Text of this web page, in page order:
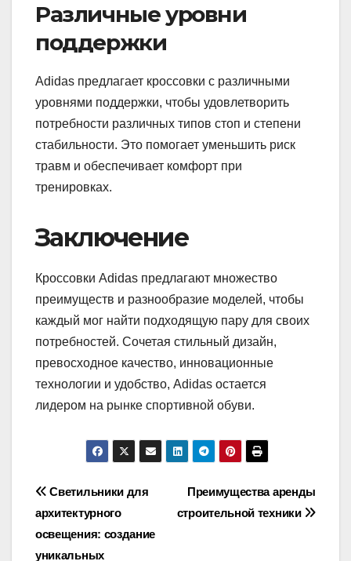
Различные уровни
поддержки
Adidas предлагает кроссовки с различными
уровнями поддержки, чтобы удовлетворить
потребности различных типов стоп и степени
стабильности. Это помогает уменьшить риск
травм и обеспечивает комфорт при
тренировках.
Заключение
Кроссовки Adidas предлагают множество
преимуществ и разнообразие моделей, чтобы
каждый мог найти подходящую пару для своих
потребностей. Сочетая стильный дизайн,
превосходное качество, инновационные
технологии и удобство, Adidas остается
лидером на рынке спортивной обуви.
Навигация
по
Преимущества аренды
строительной техники
Светильники для
архитектурного
освещения: создание
уникальных